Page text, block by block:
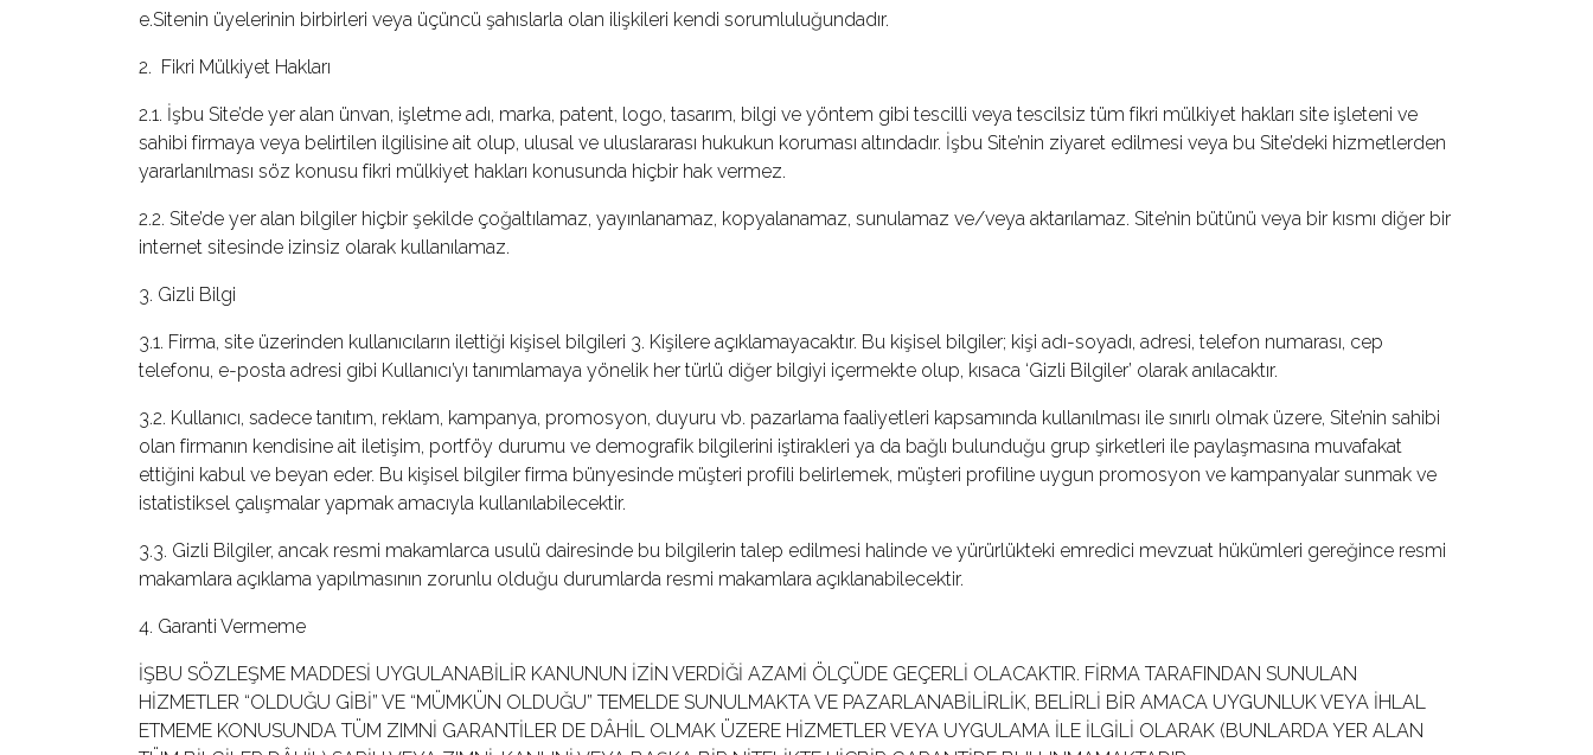
e.Sitenin üyelerinin birbirleri veya üçüncü şahıslarla olan ilişkileri kendi sorumluluğundadır.
2. Fikri Mülkiyet Hakları
2.1. İşbu Site’de yer alan ünvan, işletme adı, marka, patent, logo, tasarım, bilgi ve yöntem gibi tescilli veya tescilsiz tüm fikri mülkiyet hakları site işleteni ve
sahibi firmaya veya belirtilen ilgilisine ait olup, ulusal ve uluslararası hukukun koruması altındadır. İşbu Site’nin ziyaret edilmesi veya bu Site’deki hizmetlerden
yararlanılması söz konusu fikri mülkiyet hakları konusunda hiçbir hak vermez.
2.2. Site’de yer alan bilgiler hiçbir şekilde çoğaltılamaz, yayınlanamaz, kopyalanamaz, sunulamaz ve/veya aktarılamaz. Site’nin bütünü veya bir kısmı diğer bir
internet sitesinde izinsiz olarak kullanılamaz.
3. Gizli Bilgi
3.1. Firma, site üzerinden kullanıcıların ilettiği kişisel bilgileri 3. Kişilere açıklamayacaktır. Bu kişisel bilgiler; kişi adı-soyadı, adresi, telefon numarası, cep
telefonu, e-posta adresi gibi Kullanıcı’yı tanımlamaya yönelik her türlü diğer bilgiyi içermekte olup, kısaca ‘Gizli Bilgiler’ olarak anılacaktır.
3.2. Kullanıcı, sadece tanıtım, reklam, kampanya, promosyon, duyuru vb. pazarlama faaliyetleri kapsamında kullanılması ile sınırlı olmak üzere, Site’nin sahibi
olan firmanın kendisine ait iletişim, portföy durumu ve demografik bilgilerini iştirakleri ya da bağlı bulunduğu grup şirketleri ile paylaşmasına muvafakat
ettiğini kabul ve beyan eder. Bu kişisel bilgiler firma bünyesinde müşteri profili belirlemek, müşteri profiline uygun promosyon ve kampanyalar sunmak ve
istatistiksel çalışmalar yapmak amacıyla kullanılabilecektir.
3.3. Gizli Bilgiler, ancak resmi makamlarca usulü dairesinde bu bilgilerin talep edilmesi halinde ve yürürlükteki emredici mevzuat hükümleri gereğince resmi
makamlara açıklama yapılmasının zorunlu olduğu durumlarda resmi makamlara açıklanabilecektir.
4. Garanti Vermeme
İŞBU SÖZLEŞME MADDESİ UYGULANABİLİR KANUNUN İZİN VERDİĞİ AZAMİ ÖLÇÜDE GEÇERLİ OLACAKTIR. FİRMA TARAFINDAN SUNULAN
HİZMETLER “OLDUĞU GİBİ” VE “MÜMKÜN OLDUĞU” TEMELDE SUNULMAKTA VE PAZARLANABİLİRLİK, BELİRLİ BİR AMACA UYGUNLUK VEYA İHLAL
ETMEME KONUSUNDA TÜM ZIMNİ GARANTİLER DE DÂHİL OLMAK ÜZERE HİZMETLER VEYA UYGULAMA İLE İLGİLİ OLARAK (BUNLARDA YER ALAN